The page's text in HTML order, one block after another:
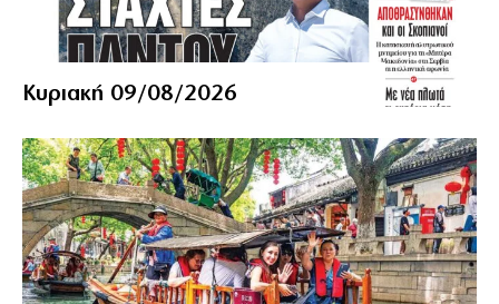
Κυριακή 09/08/2026